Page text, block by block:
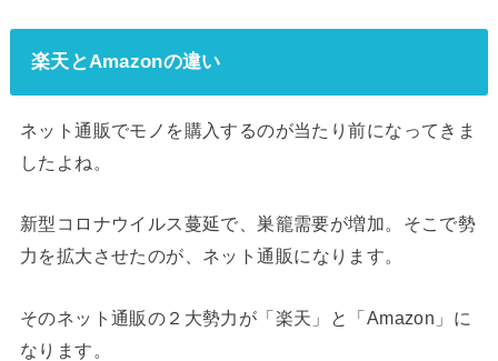
楽天とAmazonの違い
ネット通販でモノを購入するのが当たり前になってきま
したよね。
新型コロナウイルス蔓延で、巣籠需要が増加。そこで勢
力を拡大させたのが、 ネット通販になります。
そのネット通販の２大勢力が「楽天」と「Amazon」に
なります。